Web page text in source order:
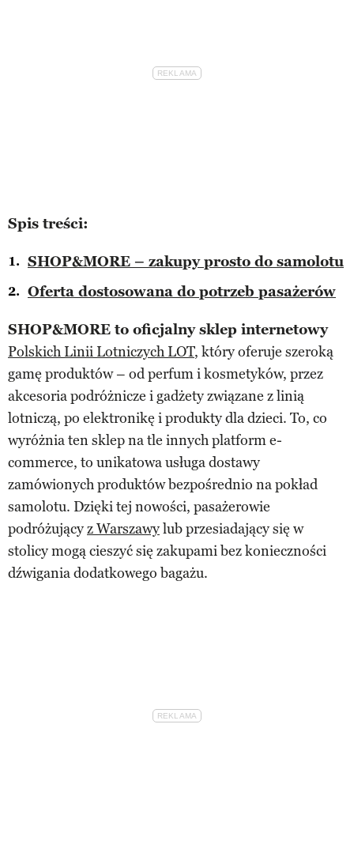
Spis treści:
SHOP&MORE – zakupy prosto do samolotu
Oferta dostosowana do potrzeb pasażerów
SHOP&MORE to oficjalny sklep internetowy
Polskich Linii Lotniczych LOT, który oferuje szeroką
gamę produktów – od perfum i kosmetyków, przez
akcesoria podróżnicze i gadżety związane z linią
lotniczą, po elektronikę i produkty dla dzieci. To, co
wyróżnia ten sklep na tle innych platform e-
commerce, to unikatowa usługa dostawy
zamówionych produktów bezpośrednio na pokład
samolotu. Dzięki tej nowości, pasażerowie
podróżującyz Warszawylub przesiadający się w
stolicy mogą cieszyć się zakupami bez konieczności
dźwigania dodatkowego bagażu.